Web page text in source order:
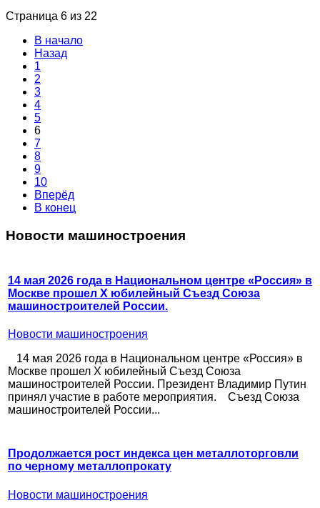
Страница 6 из 22
В начало
Назад
1
2
3
4
5
6
7
8
9
10
Вперёд
В конец
Новости машиностроения
14 мая 2026 года в Национальном центре «Россия» в
Москве прошел X юбилейный Съезд Союза
машиностроителей России.
Новости машиностроения
14 мая 2026 года в Национальном центре «Россия» в
Москве прошел X юбилейный Съезд Союза
машиностроителей России. Президент Владимир Путин
принял участие в работе мероприятия. Съезд Союза
машиностроителей России...
Продолжается рост индекса цен металлоторговли
по черному металлопрокату
Новости машиностроения